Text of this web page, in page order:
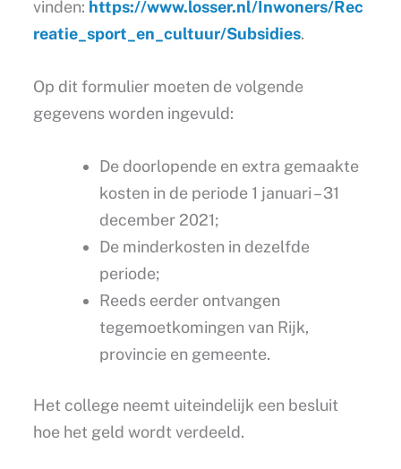
vinden: https://www.losser.nl/Inwoners/Rec
reatie_sport_en_cultuur/Subsidies.
Op dit formulier moeten de volgende
gegevens worden ingevuld:
De doorlopende en extra gemaakte
kosten in de periode 1 januari – 31
december 2021;
De minderkosten in dezelfde
periode;
Reeds eerder ontvangen
tegemoetkomingen van Rijk,
provincie en gemeente.
Het college neemt uiteindelijk een besluit
hoe het geld wordt verdeeld.